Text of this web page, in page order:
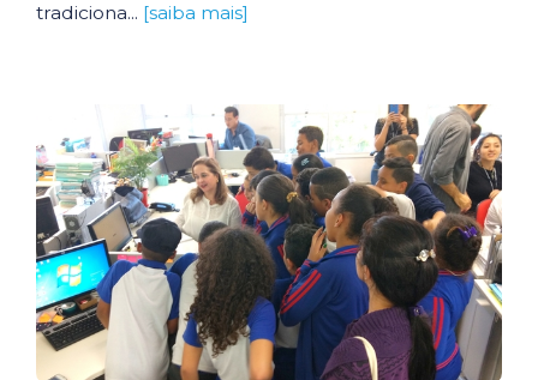
tradiciona... [saiba mais]